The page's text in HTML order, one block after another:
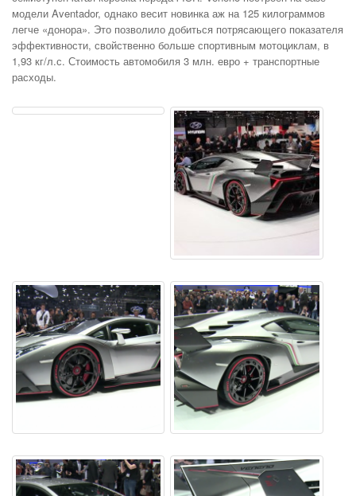
модели Aventador, однако весит новинка аж на 125 килограммов
легче «донора». Это позволило добиться потрясающего показателя
эффективности, свойственно больше спортивным мотоциклам, в
1,93 кг/л.с. Стоимость автомобиля 3 млн. евро + транспортные
расходы.